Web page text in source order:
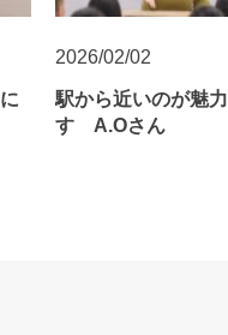
2026/02/02
駅から近いのが魅
す A.Oさん